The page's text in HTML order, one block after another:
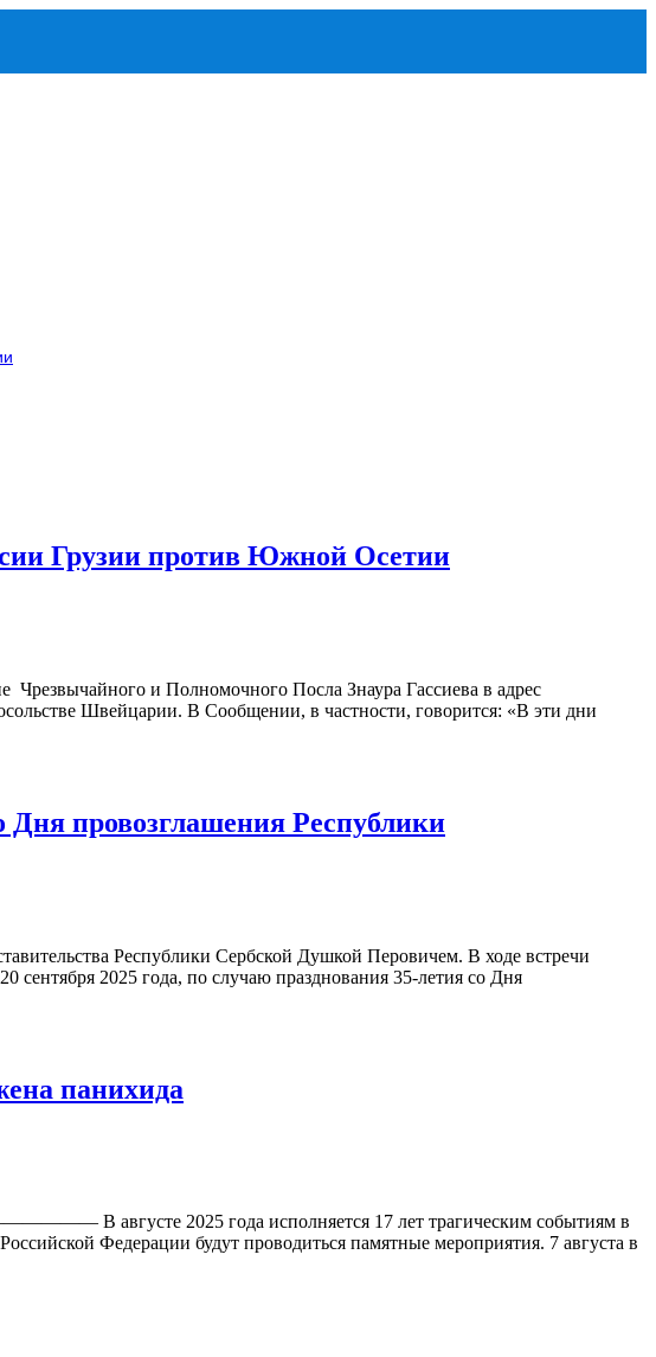
Грузии против Южной Осетии
и Полномочного Посла Знаура Гассиева в адрес
Швейцарии. В Сообщении, в частности, говорится: «В эти дни
Дня провозглашения Республики
Республики Сербской Душкой Перовичем. В ходе встречи
2025 года, по случаю празднования 35-летия со Дня
панихида
В августе 2025 года исполняется 17 лет трагическим событиям в
Федерации будут проводиться памятные мероприятия. 7 августа в